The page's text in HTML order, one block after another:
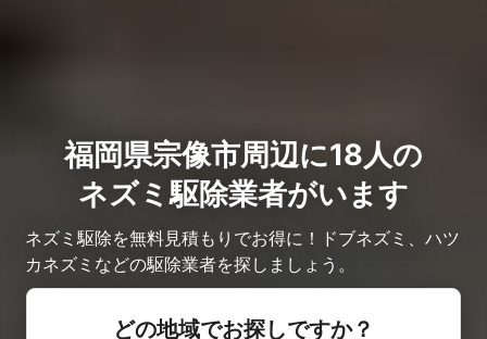
福岡県宗像市周辺に18人の
ネズミ駆除業者がいます
ネズミ駆除を無料見積もりでお得に！ドブネズミ、ハツ
カネズミなどの駆除業者を探しましょう。
どの地域でお探しですか？